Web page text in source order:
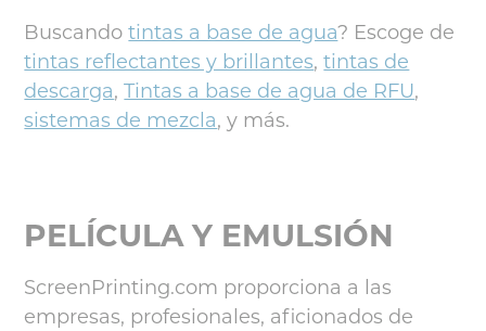
Buscandotintas a base de agua? Escoge de
tintas reflectantes y brillantes,tintas de
descarga,Tintas a base de agua de RFU,
sistemas de mezcla, y más.
PELÍCULA Y EMULSIÓN
ScreenPrinting.com proporciona a las
empresas, profesionales, aficionados de